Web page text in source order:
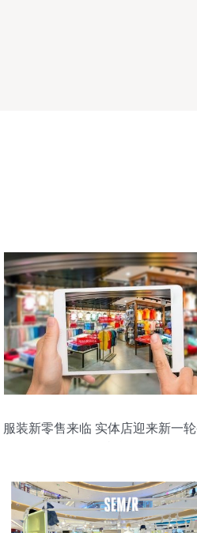
服装新零售来临 实体店迎来新一